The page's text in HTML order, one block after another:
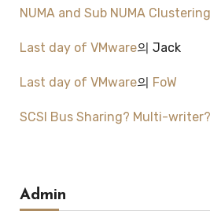
NUMA and Sub NUMA Clustering
Last day of VMware의 Jack
Last day of VMware의 FoW
SCSI Bus Sharing? Multi-writer?
Admin